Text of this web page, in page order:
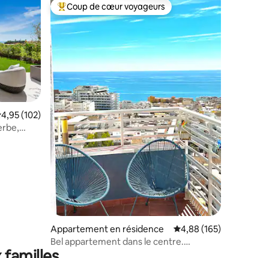
: 4,9 sur 5
appréciés
moyenne sur la base de 102 commentaires : 4,95 sur 5
4,95 (102)
Coups de cœur voyageurs les plus appréciés
Coup de cœur voyageurs
Appartement en résidence Évaluation moyenne
4,88 (165)
Bel appartement dans le centre.
Terrasse avec vue sur la mer